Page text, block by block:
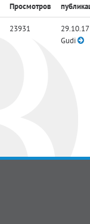
Просмотров
23931
Gudi